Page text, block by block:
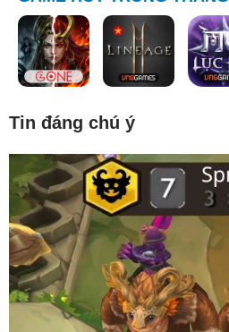
Tin đáng chú ý